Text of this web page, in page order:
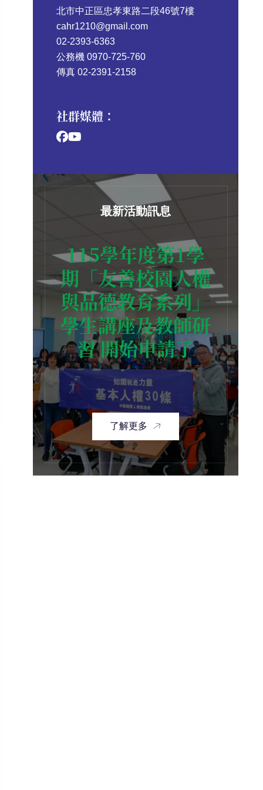
北市中正區忠孝東路二段46號7樓
cahr1210@gmail.com
02-2393-6363
公務機 0970-725-760
傳真 02-2391-2158
社群媒體：
最新活動訊息
115學年度第1學
期「友善校園人權
與品德教育系列」
學生講座及教師研
習 開始申請了
了解更多